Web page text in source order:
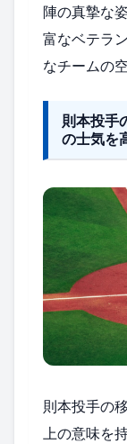
陣の真摯な
富なベテラ
なチームの
則本投手
の士気を
則本投手の
上の意味を